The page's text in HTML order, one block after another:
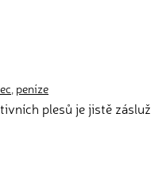
, peníze
plesů je jistě